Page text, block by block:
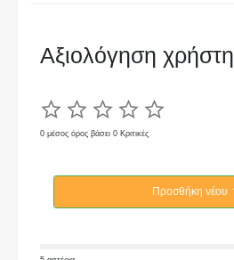
Αξιολόγηση χρήστη
0 μέσος όρος βάσει 0 Κριτικές
Προσθήκη νέου